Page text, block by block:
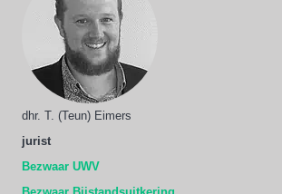
dhr. T. (Teun) Eimers
jurist
Bezwaar UWV